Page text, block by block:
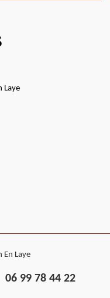
Laye
En Laye
06 99 78 44 22